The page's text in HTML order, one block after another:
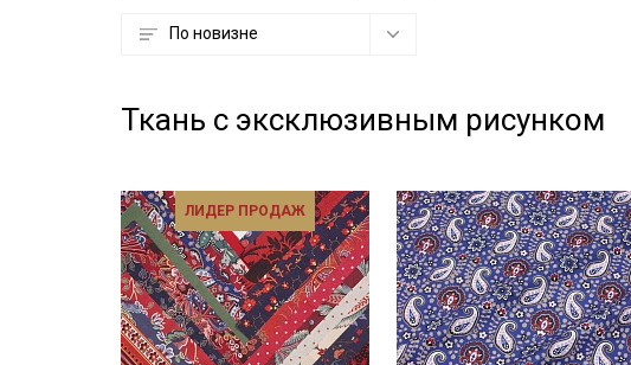
По новизне
Ткань с эксклюзивным рисунком
ЛИДЕР ПРОДАЖ